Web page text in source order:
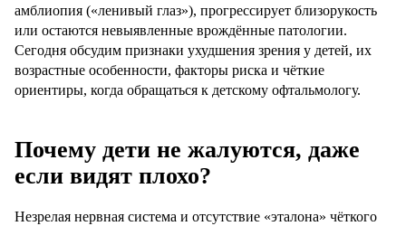
амблиопия («ленивый глаз»), прогрессирует близорукость
или остаются невыявленные врождённые патологии.
Сегодня обсудим признаки ухудшения зрения у детей, их
возрастные особенности, факторы риска и чёткие
ориентиры, когда обращаться к детскому офтальмологу.
Почему дети не жалуются, даже
если видят плохо?
Незрелая нервная система и отсутствие «эталона» чёткого